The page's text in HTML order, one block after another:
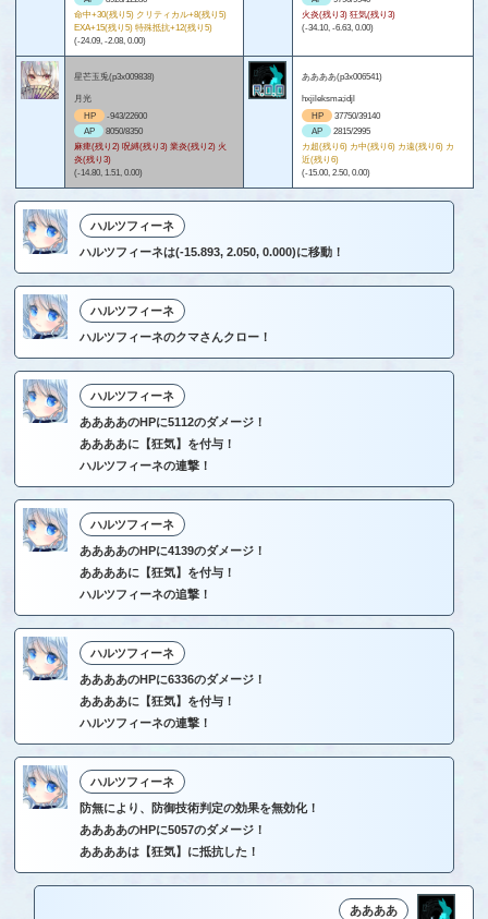
命中+30(残り5) クリティカル+8(残り5)
EXA+15(残り5) 特殊抵抗+12(残り5)
(-24.09, -2.08, 0.00)
火炎(残り3) 狂気(残り3)
(-34.10, -6.63, 0.00)
星芒玉兎(p3x009838)
月光
HP
-943/22600
AP
8050/8350
麻痺(残り2) 呪縛(残り3) 業炎(残り2) 火
炎(残り3)
(-14.80, 1.51, 0.00)
ああああ(p3x006541)
hxjileksma;idjl
HP
37750/39140
AP
2815/2995
カ超(残り6) カ中(残り6) カ遠(残り6) カ
近(残り6)
(-15.00, 2.50, 0.00)
ハルツフィーネ
ハルツフィーネは(-15.893, 2.050, 0.000)に移動！
ハルツフィーネ
ハルツフィーネのクマさんクロー！
ハルツフィーネ
ああああのHPに5112のダメージ！
ああああに【狂気】を付与！
ハルツフィーネの連撃！
ハルツフィーネ
ああああのHPに4139のダメージ！
ああああに【狂気】を付与！
ハルツフィーネの追撃！
ハルツフィーネ
ああああのHPに6336のダメージ！
ああああに【狂気】を付与！
ハルツフィーネの連撃！
ハルツフィーネ
防無により、防御技術判定の効果を無効化！
ああああのHPに5057のダメージ！
ああああは【狂気】に抵抗した！
ああああ